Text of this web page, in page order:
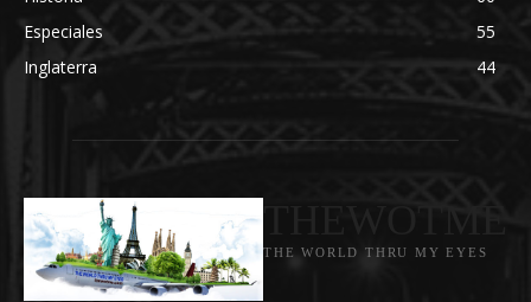
Especiales
55
Inglaterra
44
THE WORLD THRU MY EYES